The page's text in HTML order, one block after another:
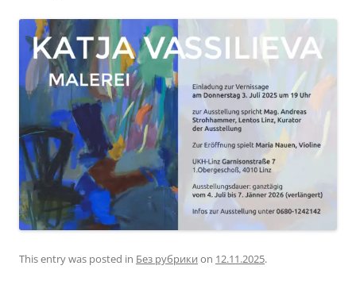
This entry was posted in Без рубрики on 12.11.2025.